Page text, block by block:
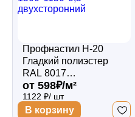
Водосточная
Профили для
Профнастил Н-20
Гладкий полиэстер
RAL 8017
(Шоколадно-
коричневый)
1500*1150*0,5
от 598₽/м²
1122 ₽/ шт
В корзину